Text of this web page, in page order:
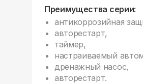
Преимущества серии:
антикоррозийная
авторестарт,
таймер,
настраиваемый
дренажный насос,
авторестарт.